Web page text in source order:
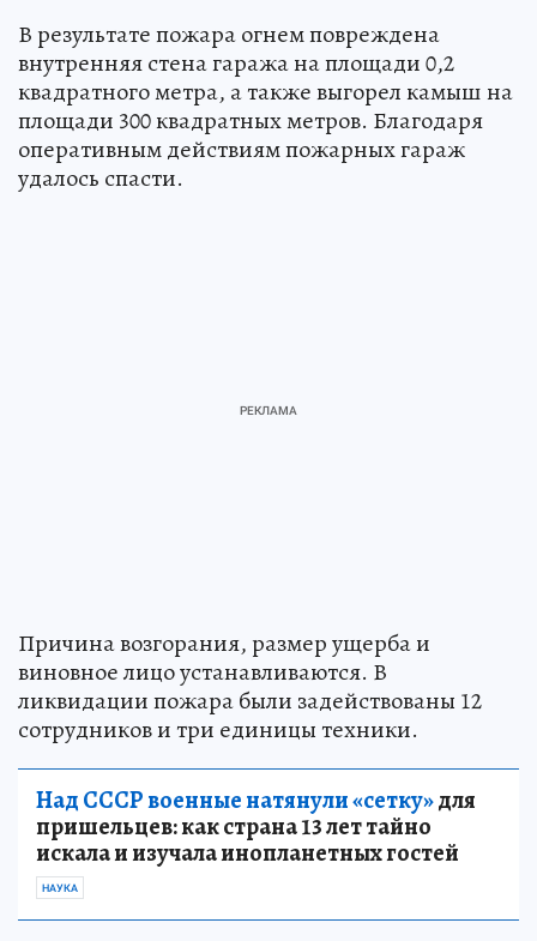
В результате пожара огнем повреждена
внутренняя стена гаража на площади 0,2
квадратного метра, а также выгорел камыш на
площади 300 квадратных метров. Благодаря
оперативным действиям пожарных гараж
удалось спасти.
Причина возгорания, размер ущерба и
виновное лицо устанавливаются. В
ликвидации пожара были задействованы 12
сотрудников и три единицы техники.
Над СССР военные натянули «сетку»для
пришельцев: как страна 13 лет тайно
искала и изучала инопланетных гостей
НАУКА